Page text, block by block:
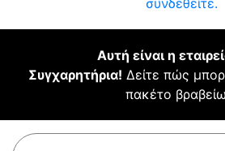
συνδεθείτε.
Αυτή είναι η
Συγχαρητήρια! Δείτε πώς
πακέτο